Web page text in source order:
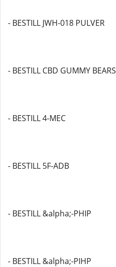
- BESTILL JWH-018 PULVER
- BESTILL CBD GUMMY BEARS
- BESTILL 4-MEC
- BESTILL 5F-ADB
- BESTILL &alpha;-PHIP
- BESTILL &alpha;-PIHP